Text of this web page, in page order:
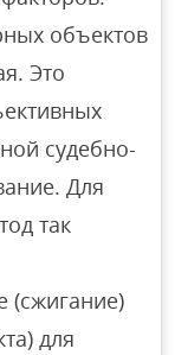
объектов
Это
судебно-
Для
так
(сжигание)
для